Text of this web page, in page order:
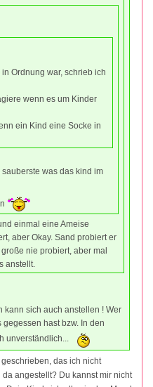
Ordnung war, schrieb ich
wenn es um Kinder
ein Kind eine Socke in
was das kind im
einmal eine Ameise
aber Okay. Sand probiert er
nie probiert, aber mal
anstellt.
kann sich auch anstellen ! Wer
hast bzw. In den
unverständlich...
das ich nicht
angestellt? Du kannst mir nicht